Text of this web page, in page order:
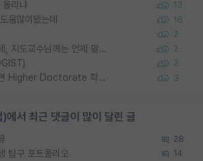
올리냐 13
움많이됐는데 16
2
타대학원 컨텍 준비중인데, 지도교수님께는 언제 말씀드려야 할까요? 2
2
우리나라도 학구 열풍보면 Higher Doctorate 학위가 필요하다고 봅니다. 3
에서 최근 댓글이 많이 달린 글
28
탐구 포트폴리오 14